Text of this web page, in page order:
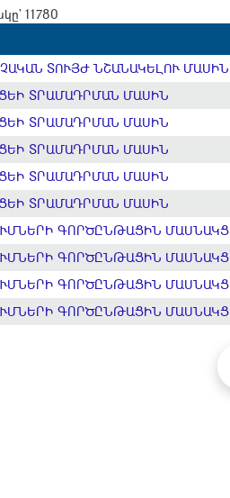
11780
ՏՈՒՅԺ ՆՇԱՆԱԿԵԼՈՒ ՄԱՍԻՆ
ՏՐԱՄԱԴՐՄԱՆ ՄԱՍԻՆ
ՏՐԱՄԱԴՐՄԱՆ ՄԱՍԻՆ
ՏՐԱՄԱԴՐՄԱՆ ՄԱՍԻՆ
ՏՐԱՄԱԴՐՄԱՆ ՄԱՍԻՆ
ՏՐԱՄԱԴՐՄԱՆ ՄԱՍԻՆ
ԳՈՐԾԸՆԹԱՑԻՆ
ԳՈՐԾԸՆԹԱՑԻՆ
ԳՈՐԾԸՆԹԱՑԻՆ
ԳՈՐԾԸՆԹԱՑԻՆ